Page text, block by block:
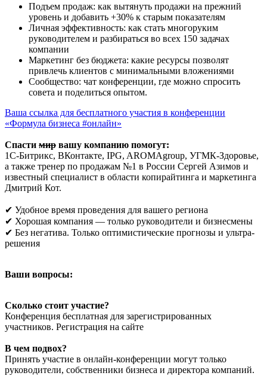
Подъем продаж: как вытянуть продажи на прежний
уровень и добавить +30% к старым показателям
Личная эффективность: как стать многоруким
руководителем и разбираться во всех 150 задачах
компании
Маркетинг без бюджета: какие ресурсы позволят
привлечь клиентов с минимальными вложениями
Сообщество: чат конференции, где можно спросить
совета и поделиться опытом.
Ваша ссылка для бесплатного участия в конференции
«Формула бизнеса #онлайн»
Спасти мир вашу компанию помогут:
1С-Битрикс, ВКонтакте, IPG, AROMAgroup, УГМК-Здоровье,
а также тренер по продажам №1 в России Сергей Азимов и
известный специалист в области копирайтинга и маркетинга
Дмитрий Кот.
✔ Удобное время проведения для вашего региона
✔ Хорошая компания — только руководители и бизнесмены
✔ Без негатива. Только оптимистические прогнозы и ультра-
решения
Ваши вопросы:
Сколько стоит участие?
Конференция бесплатная для зарегистрированных
участников. Регистрация на сайте
В чем подвох?
Принять участие в онлайн-конференции могут только
руководители, собственники бизнеса и директора компаний.